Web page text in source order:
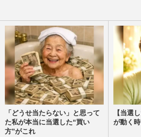
元ジャングルポケッ
円示談も拒否で強ま
週刊女性2026年8月18日・25日
「どうせ当たらない」と思って
た私が本当に当選した“買い
方”がこれ
【当選
が動く